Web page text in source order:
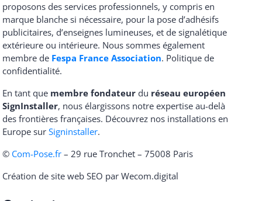
proposons des services professionnels, y compris en
marque blanche si nécessaire, pour la pose d’adhésifs
publicitaires, d’enseignes lumineuses, et de signalétique
extérieure ou intérieure. Nous sommes également
membre de Fespa France Association. Politique de
confidentialité.
En tant que membre fondateur du réseau européen
SignInstaller, nous élargissons notre expertise au-delà
des frontières françaises. Découvrez nos installations en
Europe sur Signinstaller.
© Com-Pose.fr – 29 rue Tronchet – 75008 Paris
Création de site web SEO par Wecom.digital